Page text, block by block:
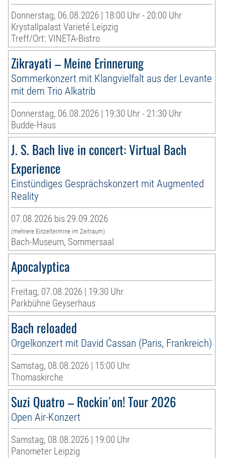
Donnerstag, 06.08.2026 | 18:00 Uhr - 20:00 Uhr
Krystallpalast Varieté Leipzig
Treff/Ort: VINETA-Bistro
Zikrayati – Meine Erinnerung
Sommerkonzert mit Klangvielfalt aus der Levante
mit dem Trio Alkatrib
Donnerstag, 06.08.2026 | 19:30 Uhr - 21:30 Uhr
Budde-Haus
J. S. Bach live in concert: Virtual Bach
Experience
Einstündiges Gesprächskonzert mit Augmented
Reality
07.08.2026 bis 29.09.2026
(mehrere Einzeltermine im Zeitraum)
Bach-Museum, Sommersaal
Apocalyptica
Freitag, 07.08.2026 | 19:30 Uhr
Parkbühne Geyserhaus
Bach reloaded
Orgelkonzert mit David Cassan (Paris, Frankreich)
Samstag, 08.08.2026 | 15:00 Uhr
Thomaskirche
Suzi Quatro – Rockin´on! Tour 2026
Open Air-Konzert
Samstag, 08.08.2026 | 19:00 Uhr
Panometer Leipzig